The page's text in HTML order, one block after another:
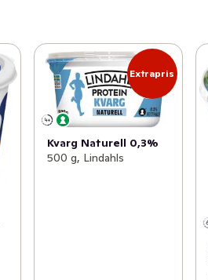
Extrapris
Kvarg Naturell 0,3%
500 g, Lindahls